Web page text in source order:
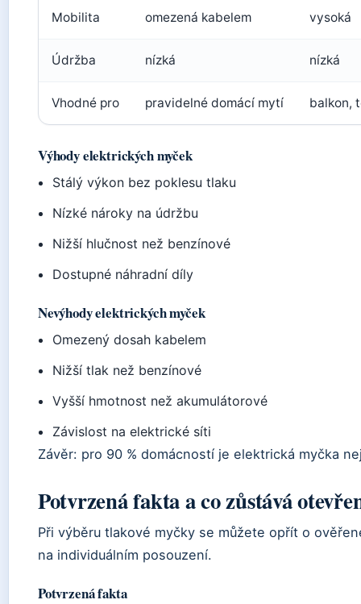
Mobilita omezená kabelem vysoká
Údržba nízká nízká
Vhodné pro pravidelné domácí mytí balkon,
Výhody elektrických myček
Stálý výkon bez poklesu tlaku
Nízké nároky na údržbu
Nižší hlučnost než benzínové
Dostupné náhradní díly
Nevýhody elektrických myček
Omezený dosah kabelem
Nižší tlak než benzínové
Vyšší hmotnost než akumulátorové
Závislost na elektrické síti
Závěr: pro 90 % domácností je elektrická myčka
Potvrzená fakta a co zůstává
Při výběru tlakové myčky se můžete opřít o
na individuálním posouzení.
Potvrzená fakta